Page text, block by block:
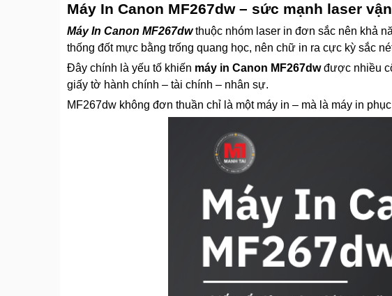
Máy In Canon MF267dw – sức mạnh laser
Máy In Canon MF267dwthuộc nhóm laser in đơn sắc nên khả
thống đốt mực bằng trống quang học, nên chữ in ra cực kỳ sắc
Đây chính là yếu tố khiến máy in Canon MF267dwđược nhiều
giấy tờ hành chính – tài chính – nhân sự.
MF267dw không đơn thuần chỉ là một máy in – mà là máy in